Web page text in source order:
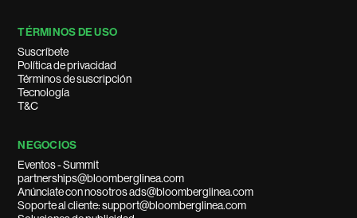
TÉRMINOS DE USO
Suscríbete
Política de privacidad
Términos de suscripción
Tecnología
T&C
NEGOCIOS
Eventos - Summit
partnerships@bloomberglinea.com
Anúnciate con nosotros ads@bloomberglinea.com
Soporte al cliente: support@bloomberglinea.com